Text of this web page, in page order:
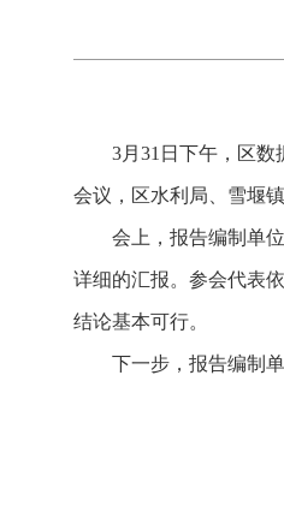
3月31日下午，区
会议，区水利局、雪堰
会上，报告编制单
详细的汇报。参会代表
结论基本可行。
下一步，报告编制